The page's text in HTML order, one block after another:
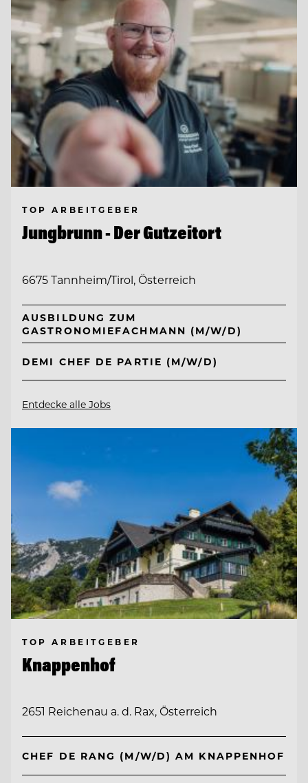
TOP ARBEITGEBER
Jungbrunn - Der Gutzeitort
6675 Tannheim/Tirol, Österreich
AUSBILDUNG ZUM
GASTRONOMIEFACHMANN (M/W/D)
DEMI CHEF DE PARTIE (M/W/D)
Entdecke alle Jobs
TOP ARBEITGEBER
Knappenhof
2651 Reichenau a. d. Rax, Österreich
CHEF DE RANG (M/W/D) AM KNAPPENHOF